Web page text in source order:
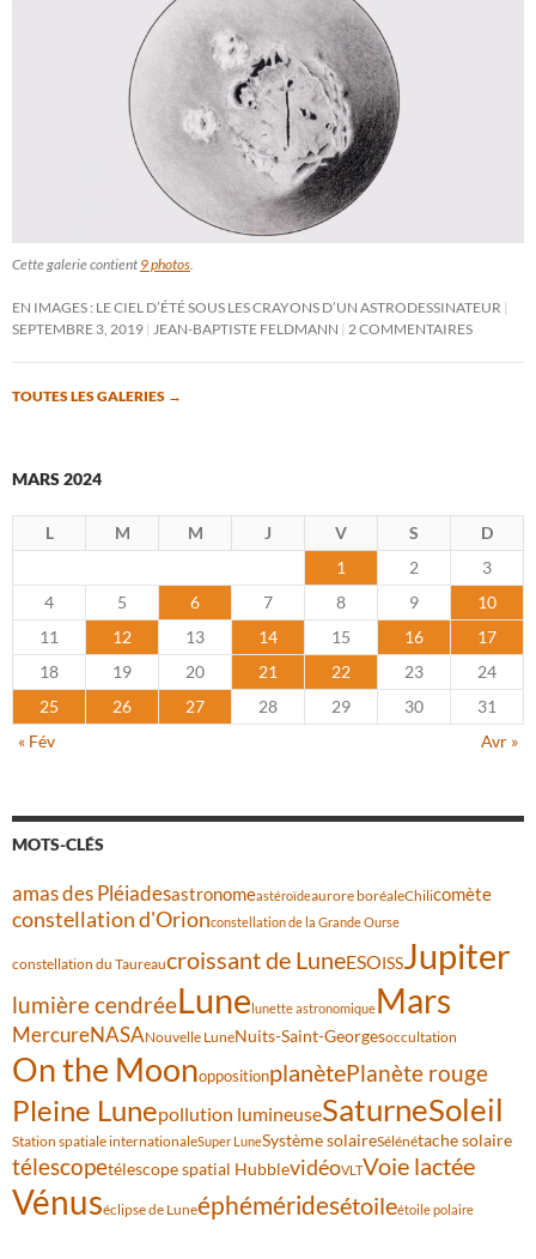
Cette galerie contient 9 photos
EN IMAGES : LE CIEL D’ÉTÉ SOUS LES CRAYONS D’UN ASTRODESSINATEUR
SEPTEMBRE 3, 2019
JEAN-BAPTISTE FELDMANN 2 COMMENTAIRES
TOUTES LES GALERIES →
MARS 2024
L M M J V S
D
1
2
3
4
5 6 7 8 9
10
11
12 13 14 15 16
17
18
19 20 21 22 23
24
25
26 27 28 29 30
31
« Fév
Avr »
MOTS-CLÉS
amas des Pléiadesastronomeastéroïdeaurore boréaleChilicomète
constellation d'Orionconstellation de la Grande Ourse
constellation du Taureaucroissant de LuneESOISSJupiter
lumière cendréeLunelunette astronomiqueMars
MercureNASANouvelle LuneNuits-Saint-Georgesoccultation
On the MoonoppositionplanètePlanète rouge
Pleine Lunepollution lumineuseSaturneSoleil
Station spatiale internationaleSuper LuneSystème solaireSélénétache solaire
télescopetélescope spatial HubblevidéoVLTVoie lactée
Vénuséclipse de Luneéphéméridesétoileétoile polaire